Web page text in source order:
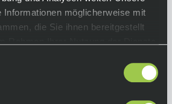
Informationen möglicherweise mit
die Sie ihnen bereitgestellt
: